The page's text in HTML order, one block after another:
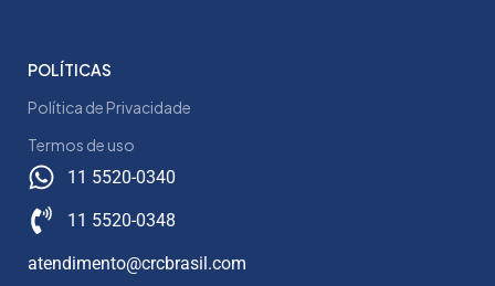
POLÍTICAS
Política de Privacidade
Termos de uso
11 5520-0340
11 5520-0348
atendimento@crcbrasil.com